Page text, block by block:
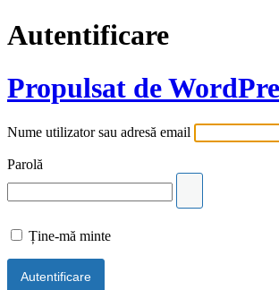
Autentificare
Propulsat de
Nume utilizator sau adresă email
Parolă
Ține-mă minte